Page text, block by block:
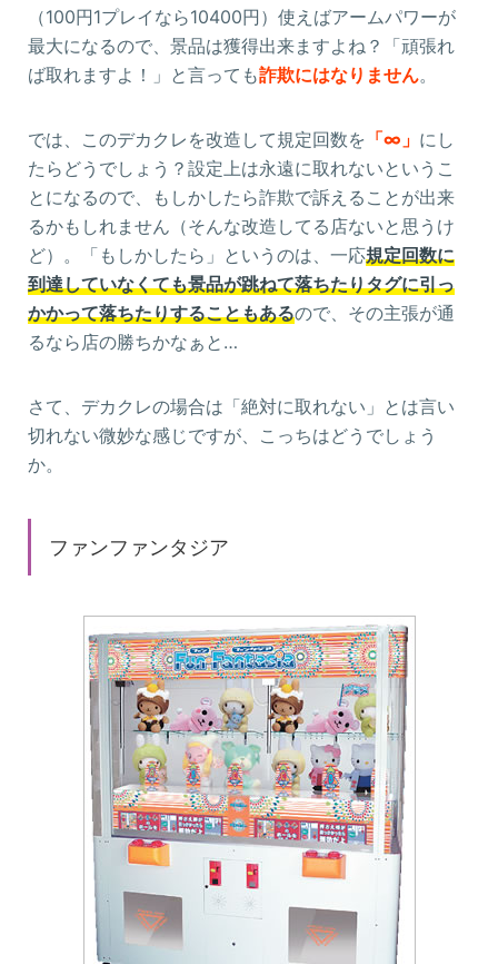
（100円1プレイなら10400円）使えばアームパワーが
最大になるので、景品は獲得出来ますよね？「頑張れ
ば取れますよ！」と言っても詐欺にはなりません。
では、このデカクレを改造して規定回数を 「∞」 にし
たらどうでしょう？設定上は永遠に取れないというこ
とになるので、もしかしたら詐欺で訴えることが出来
るかもしれません（そんな改造してる店ないと思うけ
ど）。「もしかしたら」というのは、一応規定回数に
到達していなくても景品が跳ねて落ちたりタグに引っ
かかって落ちたりすることもあるので、その主張が通
るなら店の勝ちかなぁと…
さて、デカクレの場合は「絶対に取れない」とは言い
切れない微妙な感じですが、こっちはどうでしょう
か。
ファンファンタジア